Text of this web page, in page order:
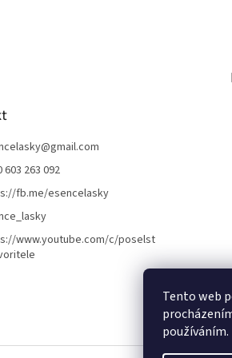
Tento web
používáním.
@gmail.com
603 263 092
fb.me/esencelasky
www.youtube.com/c/poselst